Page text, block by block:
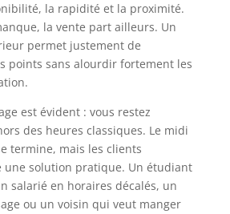
la rapidité et la proximité.
la vente part ailleurs. Un
permet justement de
points sans alourdir fortement les
est évident : vous restez
des heures classiques. Le midi
termine, mais les clients
une solution pratique. Un étudiant
salarié en horaires décalés, un
ou un voisin qui veut manger